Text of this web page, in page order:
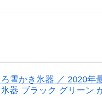
雪かき氷器 ／ 2020年
器 ブラック グリーン